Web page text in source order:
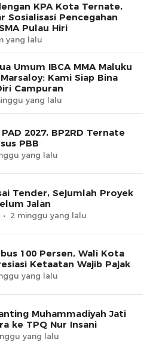
KPA Kota Ternate,
Sosialisasi Pencegahan
Pulau Hiri
yang lalu
Umum IBCA MMA Maluku
Kami Siap Bina
Campuran
yang lalu
2027, BP2RD Ternate
PBB
yang lalu
Tender, Sejumlah Proyek
Jalan
2 minggu yang lalu
100 Persen, Wali Kota
Ketaatan Wajib Pajak
yang lalu
Muhammadiyah Jati
ke TPQ Nur Insani
yang lalu